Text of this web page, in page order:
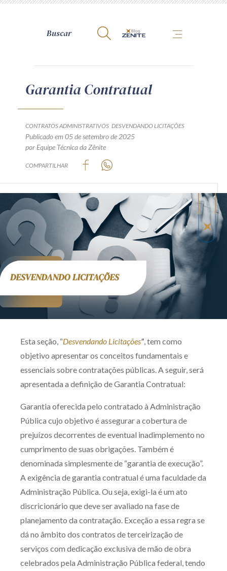
A Zênite
Site da Zênite
Contato
Política de Privacidade
Guia de Direitos dos Titulares de Dados
Encarregado (contato)
Produtos e serviços
Zênite Play
Orientação por Escrito
Mentoria Zênite
Capacitação
Zênite in Company
Diferenciais
Receba por RSS
Av. Sete de Setembro, 4698
Batel Curitiba/PR CEP80240-000
Telefone (41) 2109-8666
Whatsapp (41) 98881-6616
Garantia Contratual
CONTRATOS ADMINISTRATIVOS DESVENDANDO LICITAÇÕES
Publicado em 05 de setembro de 2025
por Equipe Técnica da Zênite
COMPARTILHAR
Esta seção, “Desvendando Licitações” , tem como
objetivo apresentar os conceitos fundamentais e
essenciais sobre contratações públicas. A seguir, será
apresentada a definição de Garantia Contratual:
Garantia oferecida pelo contratado à Administração
Pública cujo objetivo é assegurar a cobertura de
prejuízos decorrentes de eventual inadimplemento no
cumprimento de suas obrigações. Também é
denominada simplesmente de “garantia de execução”.
A exigência de garantia contratual é uma faculdade da
Administração Pública. Ou seja, exigi-la é um ato
discricionário que deve ser avaliado na fase de
planejamento da contratação. Exceção a essa regra se
dá no âmbito dos contratos de terceirização de
serviços com dedicação exclusiva de mão de obra
celebrados pela Administração Pública federal, tendo